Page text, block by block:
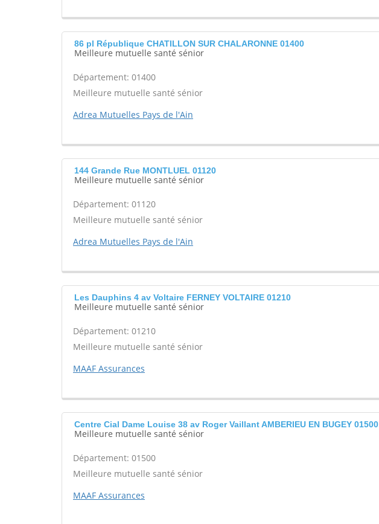
86 pl République CHATILLON SUR CHALARONNE 01400
Meilleure mutuelle santé sénior
Département: 01400
Meilleure mutuelle santé sénior
Adrea Mutuelles Pays de l'Ain
144 Grande Rue MONTLUEL 01120
Meilleure mutuelle santé sénior
Département: 01120
Meilleure mutuelle santé sénior
Adrea Mutuelles Pays de l'Ain
Les Dauphins 4 av Voltaire FERNEY VOLTAIRE 01210
Meilleure mutuelle santé sénior
Département: 01210
Meilleure mutuelle santé sénior
MAAF Assurances
Centre Cial Dame Louise 38 av Roger Vaillant AMBERIEU EN BUGEY 01500
Meilleure mutuelle santé sénior
Département: 01500
Meilleure mutuelle santé sénior
MAAF Assurances